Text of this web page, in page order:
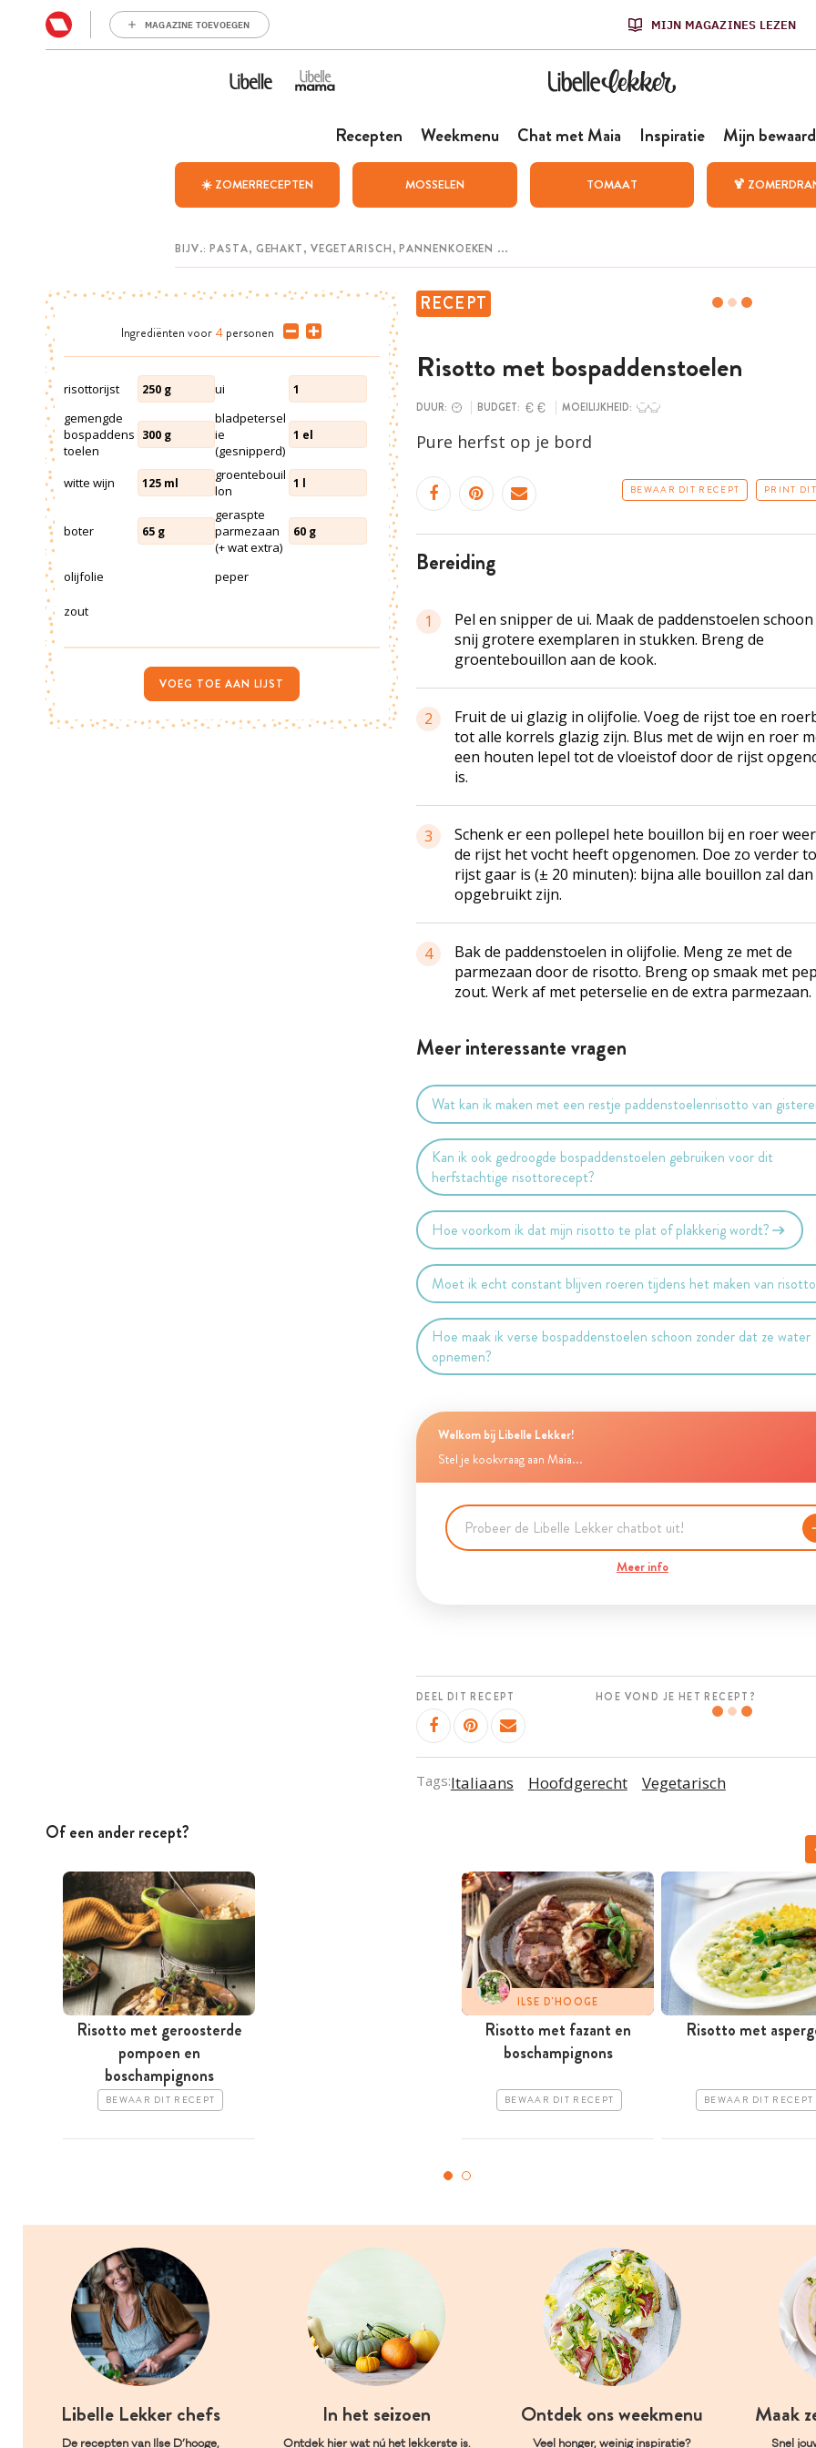
MAGAZINE TOEVOEGEN MIJN MAGAZINES LEZEN
Recepten Weekmenu Chat met Maia Inspiratie Mijn
☀️ ZOMERRECEPTEN MOSSELEN TOMAAT 🍹
RECEPT
Risotto met bospaddenstoelen
DUUR: BUDGET: MOEILIJKHEID:
Pure herfst op je bord
BEWAAR DIT RECEPT PRINT
bereiding
1
Pel en snipper de ui. Maak de paddenstoelen
snij grotere exemplaren in stukken. Breng de
groentebouillon aan de kook.
2
Fruit de ui glazig in olijfolie. Voeg de rijst toe en
tot alle korrels glazig zijn. Blus met de wijn en roer
een houten lepel tot de vloeistof door de rijst
is.
3
Schenk er een pollepel hete bouillon bij en roer
de rijst het vocht heeft opgenomen. Doe zo verder
rijst gaar is (± 20 minuten): bijna alle bouillon zal dan
opgebruikt zijn.
4
Bak de paddenstoelen in olijfolie. Meng ze met de
parmezaan door de risotto. Breng op smaak met
zout. Werk af met peterselie en de extra parmezaan.
Meer interessante vragen
Wat kan ik maken met een restje paddenstoelenrisotto van
Kan ik ook gedroogde bospaddenstoelen gebruiken voor dit
herfstachtige risottorecept?
Hoe voorkom ik dat mijn risotto te plat of plakkerig wordt?
Moet ik echt constant blijven roeren tijdens het maken van
Hoe maak ik verse bospaddenstoelen schoon zonder dat ze water
opnemen?
Welkom bij Libelle Lekker!
Stel je kookvraag aan Maia...
Meer info
DEEL DIT RECEPT HOE VOND JE HET RECEPT?
Tags:Italiaans Hoofdgerecht Vegetarisch
Ingrediënten voor 4 personen
risottorijst 250 g ui 1
gemengde
bospaddens
toelen
300 g
bladpetersel
ie
(gesnipperd)
1 el
witte wijn 125 ml
groentebouil
lon
1 l
boter 65 g
geraspte
parmezaan
(+ wat extra)
60 g
olijfolie peper
zout
VOEG TOE AAN LIJST
Of een ander recept?
Risotto met geroosterde
pompoen en
boschampignons
BEWAAR DIT RECEPT
ILSE D'HOOGE
Risotto met fazant en
boschampignons
BEWAAR DIT RECEPT
Risotto met
BEWAAR DIT RECEPT
Libelle Lekker chefs
De recepten van Ilse D’hooge,
In het seizoen
Ontdek hier wat nú het lekkerste is.
Ontdek ons weekmenu
Veel honger, weinig inspiratie?
Maak
Snel